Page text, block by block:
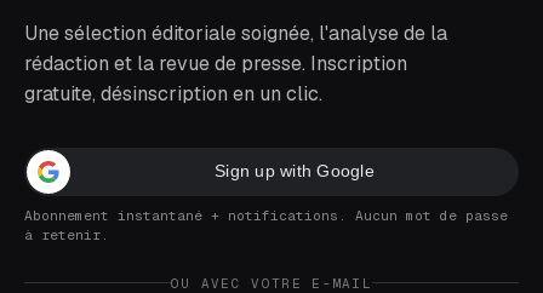
Une sélection éditoriale soignée, l'analyse de la
rédaction et la revue de presse. Inscription
gratuite, désinscription en un clic.
Sign up with Google
Abonnement instantané + notifications. Aucun mot de passe
à retenir.
OU AVEC VOTRE E-MAIL